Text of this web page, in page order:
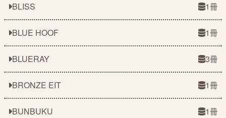
BLISS 1冊
BLUE HOOF 1冊
BLUERAY 3冊
BRONZE EIT 1冊
BUNBUKU 1冊